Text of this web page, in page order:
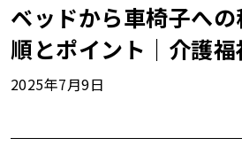
ベッドから車椅子へ
順とポイント｜介護福
2025年7月9日